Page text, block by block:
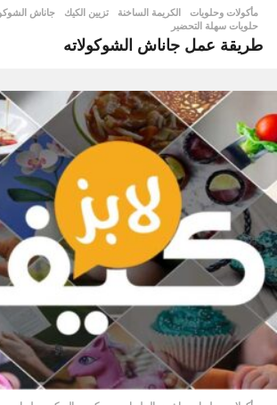
مأكولات وحلويات الكريمة الساخنة ,
تزيين الكيك ,
جاناش
حلويات سهلة التحضير
طريقة عمل جاناش الشوكولاته